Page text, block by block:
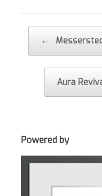
←
Aura
Powered by